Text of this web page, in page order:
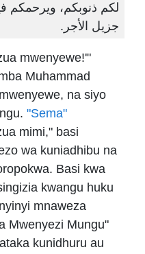
لكم ذنوبكم، ويرحمكم
جزيل الأجر.
mwenyewe!'"
Muhammad
na siyo
"Sema"
mimi," basi
wa kuniadhibu na
Basi kwa
kwangu huku
mnaweza
Mwenyezi Mungu"
kunidhuru au